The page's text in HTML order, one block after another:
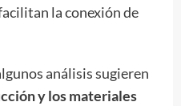
la conexión de
análisis sugieren
y los materiales